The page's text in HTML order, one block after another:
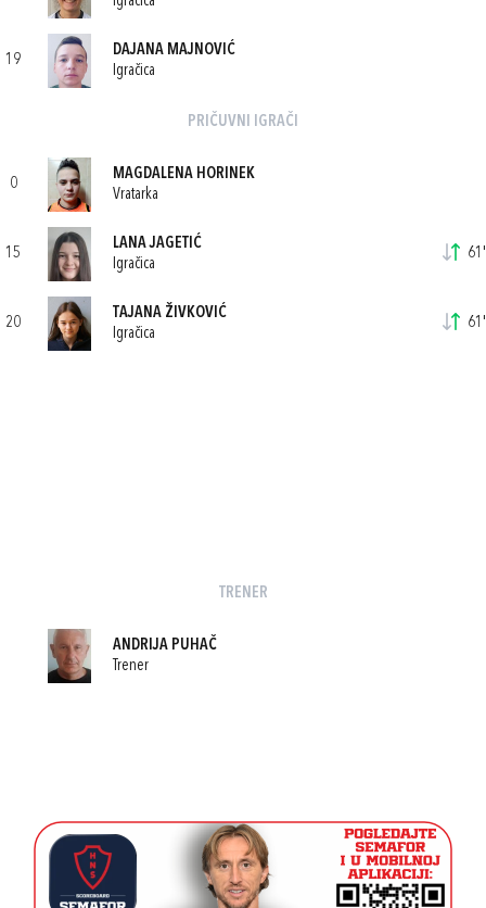
19
DAJANA MAJNOVIĆ
Igračica
PRIČUVNI IGRAČI
0
MAGDALENA HORINEK
Vratarka
15
LANA JAGETIĆ
Igračica
61'
20
TAJANA ŽIVKOVIĆ
Igračica
61'
TRENER
ANDRIJA PUHAČ
Trener